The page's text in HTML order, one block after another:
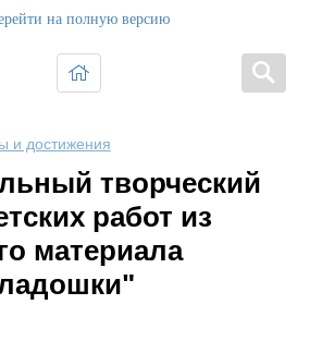
на полную версию
и достижения
творческий
работ из
материала